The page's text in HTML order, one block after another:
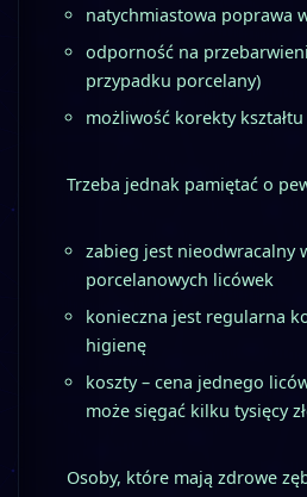
natychmiastowa poprawa
odporność na
przypadku porcelany)
możliwość korekty
Trzeba jednak pamiętać o
zabieg jest nieodwracalny
porcelanowych licówek
konieczna jest regularna
higienę
koszty – cena jednego
może sięgać kilku tysięcy
Osoby, które mają zdrowe